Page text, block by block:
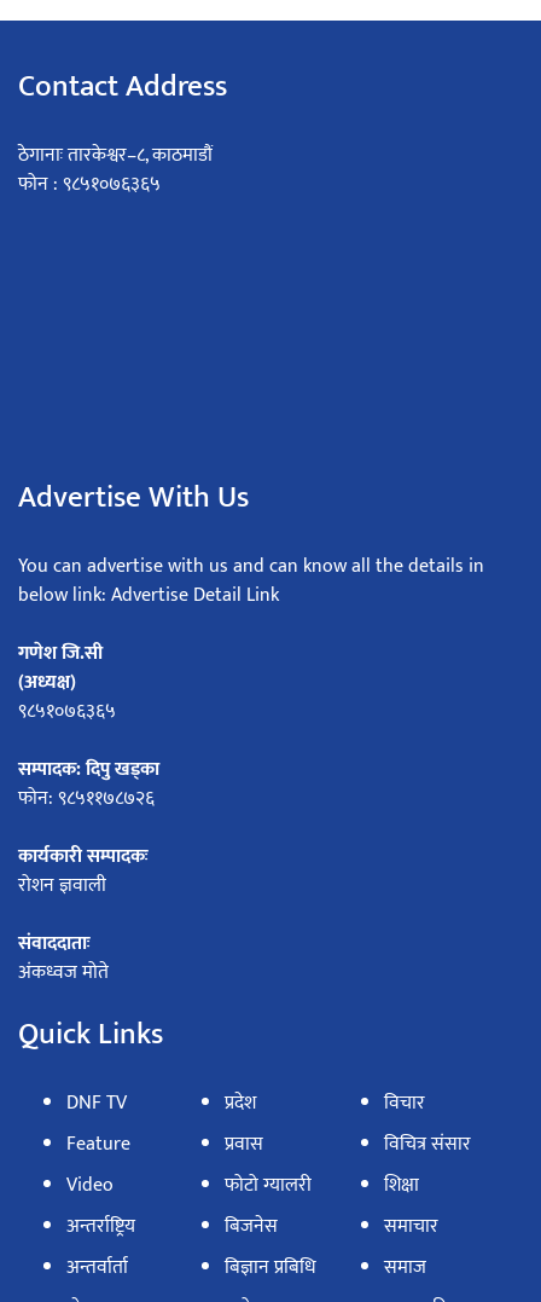
Contact Address
ठेगानाः तारकेश्वर–८, काठमाडौं
फोन : ९८५१०७६३६५
Advertise With Us
You can advertise with us and can know all the details in
below link: Advertise Detail Link
गणेश जि.सी
(अध्यक्ष)
९८५१०७६३६५
सम्पादक: दिपु खड्का
फोन: ९८५११७८७२६
कार्यकारी सम्पादकः
रोशन ज्ञवाली
संवाददाताः
अंकध्वज मोते
Quick Links
DNF TV
Feature
Video
अन्तर्राष्ट्रिय
अन्तर्वार्ता
प्रदेश
प्रवास
फोटो ग्यालरी
बिजनेस
बिज्ञान प्रबिधि
विचार
विचित्र संसार
शिक्षा
समाचार
समाज